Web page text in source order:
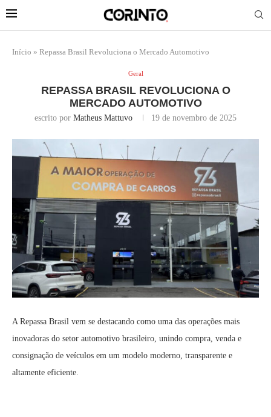
Início » Repassa Brasil Revoluciona o Mercado Automotivo
Geral
REPASSA BRASIL REVOLUCIONA O
MERCADO AUTOMOTIVO
escrito por Matheus Mattuvo 19 de novembro de 2025
A Repassa Brasil vem se destacando como uma das operações mais
inovadoras do setor automotivo brasileiro, unindo compra, venda e
consignação de veículos em um modelo moderno, transparente e
altamente eficiente.